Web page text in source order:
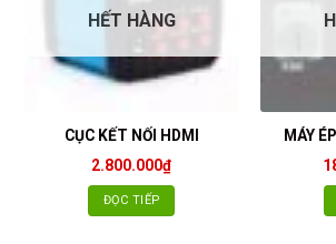
HẾT HÀNG
CỤC KẾT NỐI HDMI
2.800.000₫
ĐỌC TIẾP
MÁY